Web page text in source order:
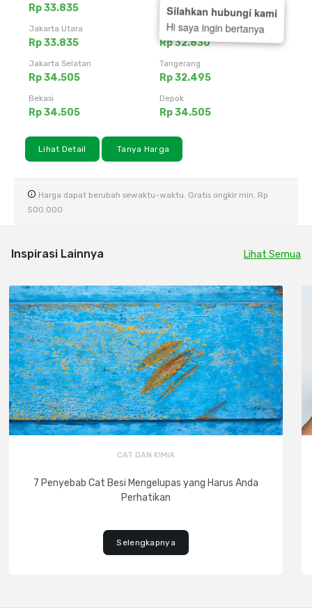
Rp 33.835 Rp 33.165
Jakarta Utara
Rp 33.835
Jakarta Barat
Rp 32.830
Jakarta Selatan
Rp 34.505
Tangerang
Rp 32.495
Bekasi
Rp 34.505
Depok
Rp 34.505
Lihat Detail Tanya Harga
Harga dapat berubah sewaktu-waktu. Gratis ongkir min. Rp
500.000
Inspirasi Lainnya Lihat Semua
CAT DAN KIMIA
7 Penyebab Cat Besi Mengelupas yang Harus Anda
Perhatikan
Selengkapnya
Silahkan hubungi kami
Hi saya ingin bertanya